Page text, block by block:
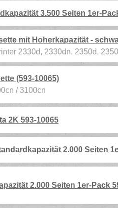
3.500 Seiten 1er-
mit Hoherkapazität -
2330d, 2330dn, 2350d,
(593-10065)
/ 3100cn
2K 593-10065
2.000 Seiten
2.000 Seiten 1er-Pack